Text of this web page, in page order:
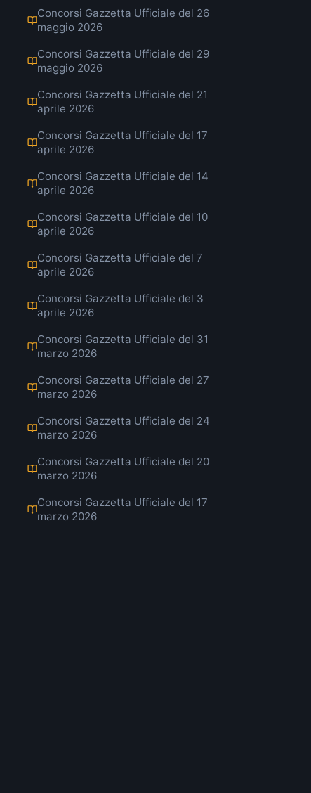
Concorsi Gazzetta Ufficiale del 26
maggio 2026
Concorsi Gazzetta Ufficiale del 29
maggio 2026
Concorsi Gazzetta Ufficiale del 21
aprile 2026
Concorsi Gazzetta Ufficiale del 17
aprile 2026
Concorsi Gazzetta Ufficiale del 14
aprile 2026
Concorsi Gazzetta Ufficiale del 10
aprile 2026
Concorsi Gazzetta Ufficiale del 7
aprile 2026
Concorsi Gazzetta Ufficiale del 3
aprile 2026
Concorsi Gazzetta Ufficiale del 31
marzo 2026
Concorsi Gazzetta Ufficiale del 27
marzo 2026
Concorsi Gazzetta Ufficiale del 24
marzo 2026
Concorsi Gazzetta Ufficiale del 20
marzo 2026
Concorsi Gazzetta Ufficiale del 17
marzo 2026